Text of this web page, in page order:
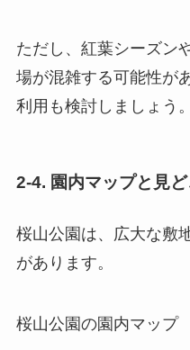
ただし、紅葉シーズン
場が混雑する可能性が
利用も検討しましょう。
2-4. 園内マップと見
桜山公園は、広大な敷
があります。
桜山公園の園内マップ